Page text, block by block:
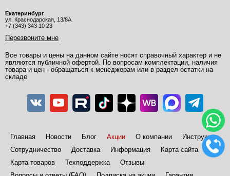
Екатеринбург
ул. Краснодарская, 13/8А
+7 (343) 343 10 23
Перезвоните мне
Все товары и цены на данном сайте носят справочный характер и не
являются публичной офертой. По вопросам комплектации, наличия
товара и цен - обращаться к менеджерам или в раздел остатки на
складе
Главная Новости Блог Акции О компании
Инструкции
Сотрудничество
Доставка Информация
Карта сайта
Карта товаров
Техподдержка
Отзывы